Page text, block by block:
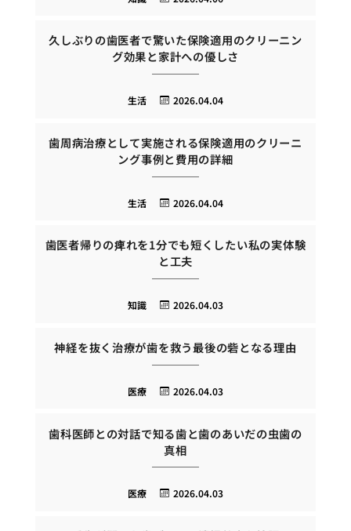
久しぶりの歯医者で驚いた保険適用のクリーニン
グ効果と家計への優しさ
2026.04.04
生活
歯周病治療として実施される保険適用のクリーニ
ング事例と費用の詳細
2026.04.04
生活
歯医者帰りの痺れを1分でも短くしたい私の実体験
と工夫
2026.04.03
知識
神経を抜く治療が歯を救う最後の砦となる理由
2026.04.03
医療
歯科医師との対話で知る歯と歯のあいだの虫歯の
真相
2026.04.03
医療